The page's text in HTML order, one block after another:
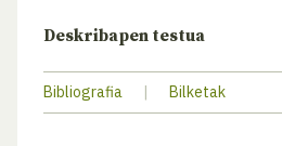
Deskribapen testua
Bibliografia | Bilketak